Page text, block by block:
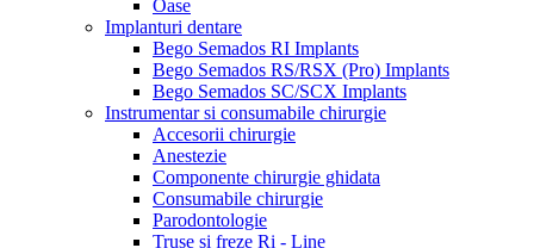
Oase
Implanturi dentare
Bego Semados RI Implants
Bego Semados RS/RSX (Pro) Implants
Bego Semados SC/SCX Implants
Instrumentar si consumabile chirurgie
Accesorii chirurgie
Anestezie
Componente chirurgie ghidata
Consumabile chirurgie
Parodontologie
Truse si freze Ri - Line